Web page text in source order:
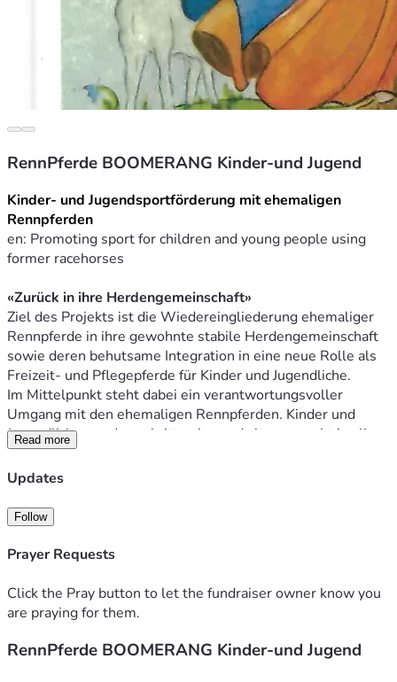
RennPferde BOOMERANG Kinder-und Jugend
Kinder- und Jugendsportförderung mit ehemaligen
Rennpferden
en: Promoting sport for children and young people using
former racehorses
«Zurück in ihre Herdengemeinschaft»
Ziel des Projekts ist die Wiedereingliederung ehemaliger
Rennpferde in ihre gewohnte stabile Herdengemeinschaft
sowie deren behutsame Integration in eine neue Rolle als
Freizeit- und Pflegepferde für Kinder und Jugendliche.
Im Mittelpunkt steht dabei ein verantwortungsvoller
Umgang mit den ehemaligen Rennpferden. Kinder und
Jugendliche werden schrittweise und altersgerecht in alle
Aufgaben rund um die Pflege und Versorgung der Pferde
eingebunden. Dazu zählen insbesondere die tägliche
den Vollblütern.
Sie lernen sich dabei in der Natur gemeinsam mit «ihrem»
Pflege-Pferd kennen und entwickeln dabei ein tiefes
Gleichzeitig werden sie mit den vielfältigen Aufgaben eines
ökologisch geführten landwirtschaftlichen Betriebs vertraut
Zusätzlich erfolgt eine gezielte und einfühlsame
Read more
Updates
Follow
Prayer Requests
Click the Pray button to let the fundraiser owner know you
are praying for them.
RennPferde BOOMERANG Kinder-und Jugend